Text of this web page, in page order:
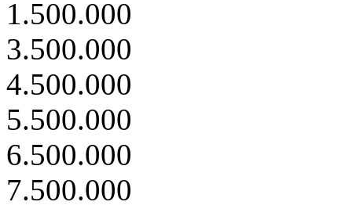
1.500.000
3.500.000
4.500.000
5.500.000
6.500.000
7.500.000